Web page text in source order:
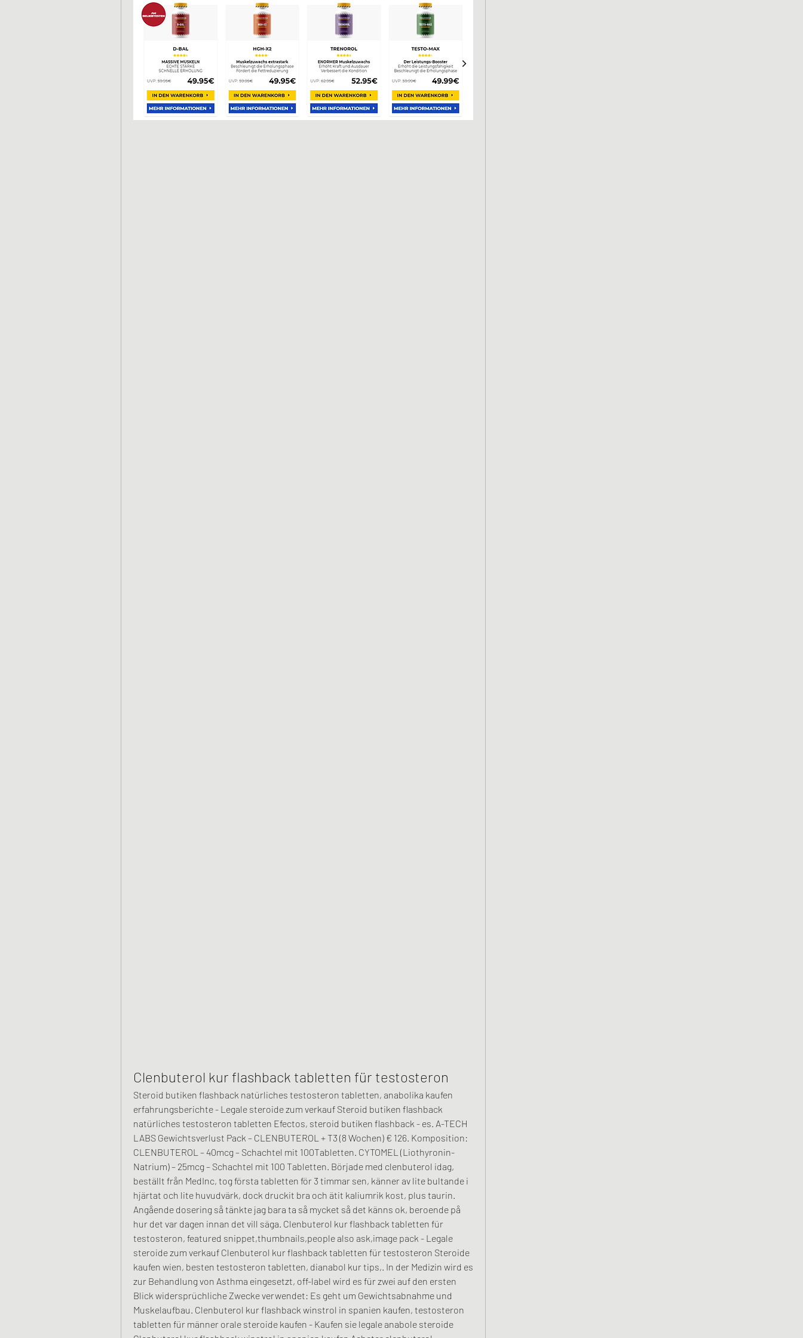
Clenbuterol kur flashback tabletten für testosteron
Steroid butiken flashback natürliches testosteron tabletten, anabolika kaufen
erfahrungsberichte - Legale steroide zum verkauf Steroid butiken flashback
natürliches testosteron tabletten Efectos, steroid butiken flashback - es. A-TECH
LABS Gewichtsverlust Pack – CLENBUTEROL + T3 (8 Wochen) € 126. Komposition:
CLENBUTEROL – 40mcg – Schachtel mit 100Tabletten. CYTOMEL (Liothyronin-
Natrium) – 25mcg – Schachtel mit 100 Tabletten. Började med clenbuterol idag,
beställt från MedInc, tog första tabletten för 3 timmar sen, känner av lite bultande i
hjärtat och lite huvudvärk, dock druckit bra och ätit kaliumrik kost, plus taurin.
Angående dosering så tänkte jag bara ta så mycket så det känns ok, beroende på
hur det var dagen innan det vill säga. Clenbuterol kur flashback tabletten für
testosteron, featured snippet,thumbnails,people also ask,image pack - Legale
steroide zum verkauf Clenbuterol kur flashback tabletten für testosteron Steroide
kaufen wien, besten testosteron tabletten, dianabol kur tips,. In der Medizin wird es
zur Behandlung von Asthma eingesetzt, off-label wird es für zwei auf den ersten
Blick widersprüchliche Zwecke verwendet: Es geht um Gewichtsabnahme und
Muskelaufbau. Clenbuterol kur flashback winstrol in spanien kaufen, testosteron
tabletten für männer orale steroide kaufen - Kaufen sie legale anabole steroide